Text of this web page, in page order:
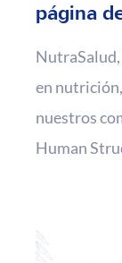
página
en
nuestros
Human